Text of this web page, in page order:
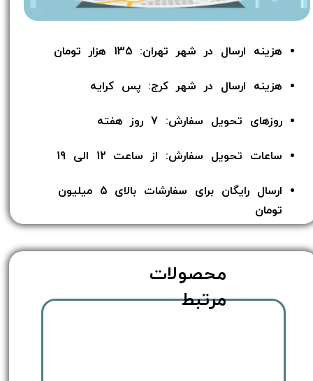
هزینه ارسال در شهر تهران: 135 هزار تومان
هزینه ارسال در شهر کرج: پس کرایه
روزهای تحویل سفارش: 7 روز هفته
ساعات تحویل سفارش: از ساعت 12 الی 19
ارسال رایگان برای سفارشات بالای 5 میلیون
تومان​​​​​​​
محصولات
مرتبط